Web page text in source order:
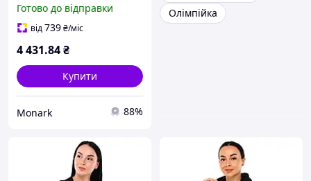
чорний для чоловіків
Готово до відправки
від739₴/міс
4 431.84₴
Купити
Monark 88%
Олімпійка